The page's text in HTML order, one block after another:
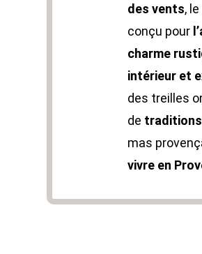
des vents,
conçu pour
charme
intérieur et
des treilles
de
mas
vivre en